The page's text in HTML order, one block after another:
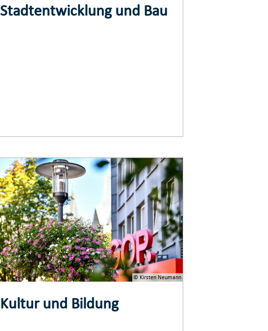
Stadtentwicklung und Bau
© Kirsten Neumann
Kultur und Bildung